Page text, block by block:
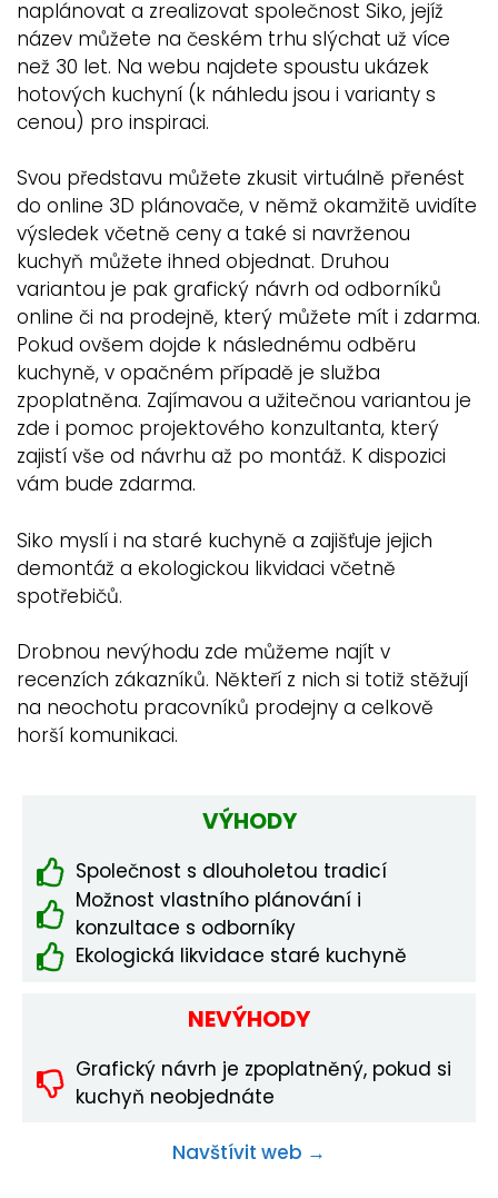
naplánovat a zrealizovat společnost Siko, jejíž
název můžete na českém trhu slýchat už více
než 30 let. Na webu najdete spoustu ukázek
hotových kuchyní (k náhledu jsou i varianty s
cenou) pro inspiraci.
Svou představu můžete zkusit virtuálně přenést
do online 3D plánovače, v němž okamžitě uvidíte
výsledek včetně ceny a také si navrženou
kuchyň můžete ihned objednat. Druhou
variantou je pak grafický návrh od odborníků
online či na prodejně, který můžete mít i zdarma.
Pokud ovšem dojde k následnému odběru
kuchyně, v opačném případě je služba
zpoplatněna. Zajímavou a užitečnou variantou je
zde i pomoc projektového konzultanta, který
zajistí vše od návrhu až po montáž. K dispozici
vám bude zdarma.
Siko myslí i na staré kuchyně a zajišťuje jejich
demontáž a ekologickou likvidaci včetně
spotřebičů.
Drobnou nevýhodu zde můžeme najít v
recenzích zákazníků. Někteří z nich si totiž stěžují
na neochotu pracovníků prodejny a celkově
horší komunikaci.
VÝHODY
Společnost s dlouholetou tradicí
Možnost vlastního plánování i
konzultace s odborníky
Ekologická likvidace staré kuchyně
NEVÝHODY
Grafický návrh je zpoplatněný, pokud si
kuchyň neobjednáte
Navštívit web →